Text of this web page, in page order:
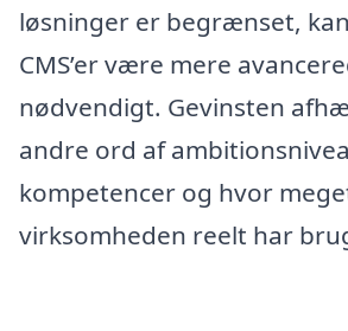
løsninger er begrænset,
CMS’er være mere
nødvendigt. Gevinsten
andre ord af
kompetencer og hvor
virksomheden reelt har